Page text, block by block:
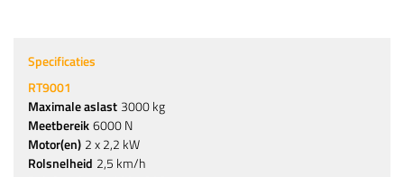
Specificaties
RT9001
Maximale aslast 3000 kg
Meetbereik6000 N
Motor(en) 2 x 2,2 kW
Rolsnelheid 2,5 km/h